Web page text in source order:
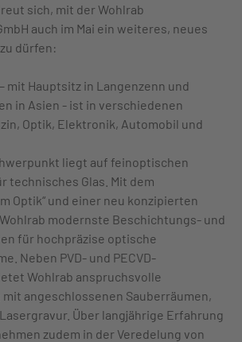
sich, mit der Wohlrab
auch im Mai ein weiteres, neues
dürfen:
mit Hauptsitz in Langenzenn und
in Asien - ist in verschiedenen
Optik, Elektronik, Automobil und
liegt auf feinoptischen
technisches Glas. Mit dem
Optik“ und einer neu konzipierten
modernste Beschichtungs- und
für hochpräzise optische
Neben PVD- und PECVD-
Wohlrab anspruchsvolle
angeschlossenen Sauberräumen,
Über langjährige Erfahrung
zudem in der Veredelung von